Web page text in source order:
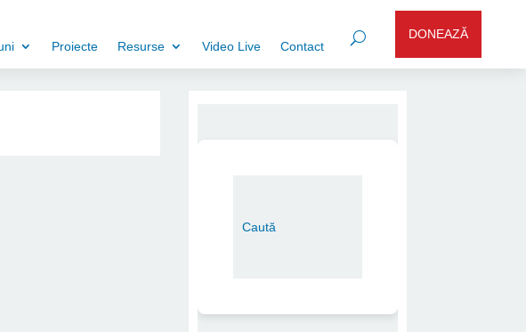
Proiecte Resurse Video Live Contact
DONEAZĂ